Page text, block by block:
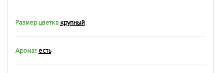
Размер цветка крупный
Аромат есть